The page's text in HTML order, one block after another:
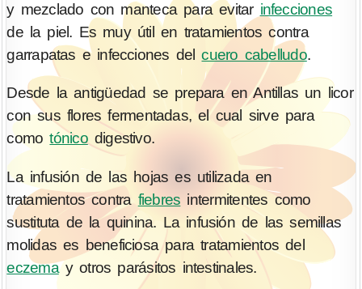
y mezclado con manteca para evitar infecciones
de la piel. Es muy útil en tratamientos contra
garrapatas e infecciones delcuero cabelludo.
Desde la antigüedad se prepara en Antillas un licor
con sus flores fermentadas, el cual sirve para
comotónicodigestivo.
La infusión de las hojas es utilizada en
tratamientos contra fiebres intermitentes como
sustituta de la quinina. La infusión de las semillas
molidas es beneficiosa para tratamientos del
eczemay otros parásitos intestinales.